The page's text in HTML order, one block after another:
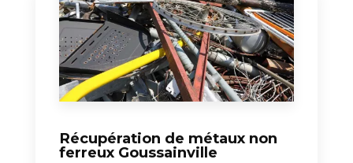
Récupération de métaux non
ferreux Goussainville